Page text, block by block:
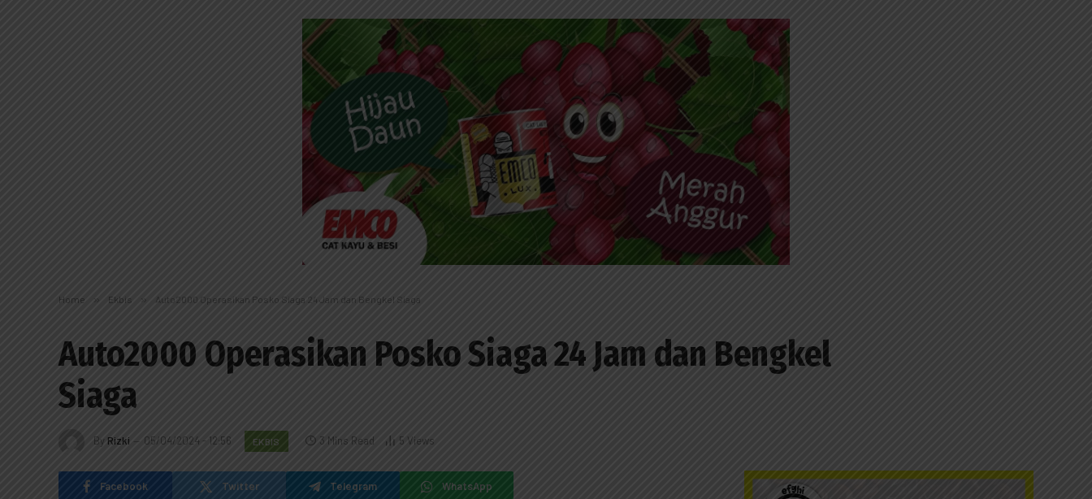
Home » Ekbis » Auto2000 Operasikan Posko Siaga 24 Jam dan Bengkel Siaga
Auto2000 Operasikan Posko Siaga 24 Jam dan Bengkel
Siaga
By Rizki 05/04/2024 - 12:56 EKBIS 3 Mins Read 5 Views
Facebook Twitter Telegram WhatsApp